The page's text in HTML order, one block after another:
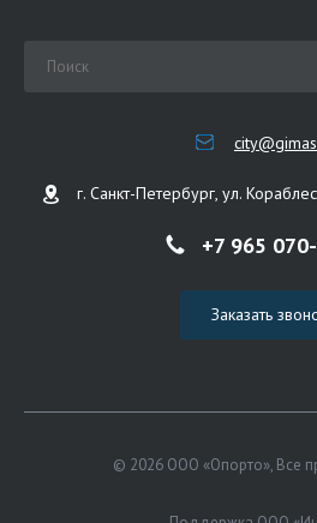
г. Санкт-Петербург, ул.
+7 965
Заказать
© 2026 ООО «Опорто», Все